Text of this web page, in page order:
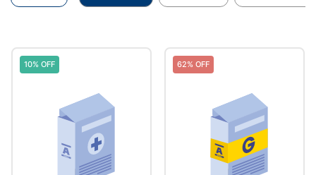
10% OFF 62% OFF